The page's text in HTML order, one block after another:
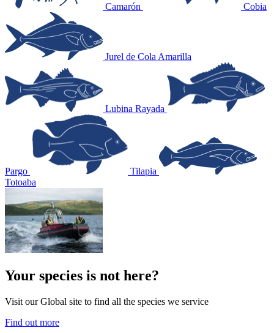
Camarón Cobia
Jurel de Cola Amarilla
Lubina Rayada
Pargo
Tilapia
Totoaba
Your species is not here?
Visit our Global site to find all the species we service
Find out more